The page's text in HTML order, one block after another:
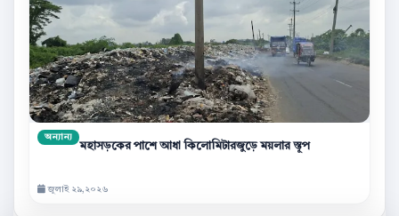
অন্যান্য
মহাসড়কের পাশে আধা কিলোমিটারজুড়ে ময়লার স্তূপ
জুলাই ২৯,২০২৬